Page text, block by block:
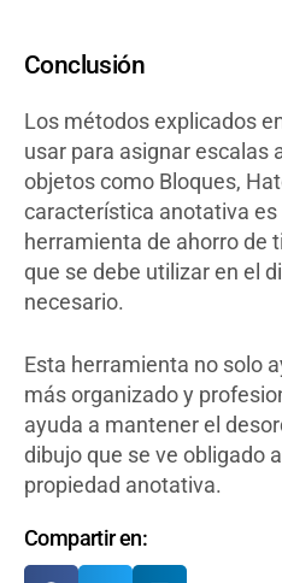
Conclusión
Los métodos explicados
usar para asignar escalas
objetos como Bloques,
característica anotativa
herramienta de ahorro de
que se debe utilizar en el
necesario.
Esta herramienta no solo
más organizado y
ayuda a mantener el
dibujo que se ve obligado
propiedad anotativa.
Compartir en: